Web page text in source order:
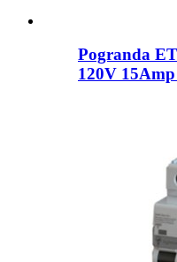
Pogranda
120V